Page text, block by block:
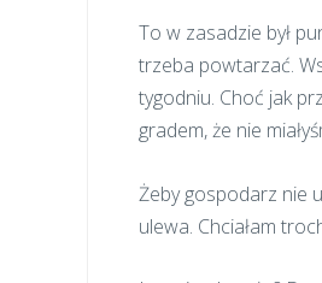
To w zasadzie był
trzeba powtarzać.
tygodniu. Choć jak
gradem, że nie
Żeby gospodarz nie
ulewa. Chciałam